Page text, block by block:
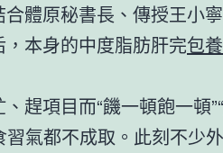
體原秘書長、傳授王小
本身的中度脂肪肝完包
趕項目而“饑一頓飽一頓”“
氣都不成取。此刻不少